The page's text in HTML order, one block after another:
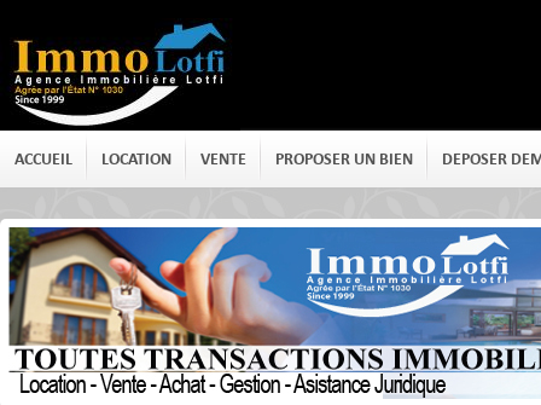
ACCUEIL LOCATION VENTE PROPOSER UN BIEN DEPOSER
Property Type
maison